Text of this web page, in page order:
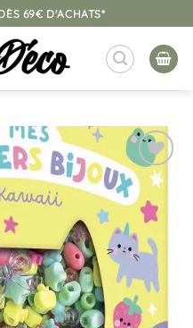
69€ D'ACHATS*
Ajouter
à la
liste
d’envies